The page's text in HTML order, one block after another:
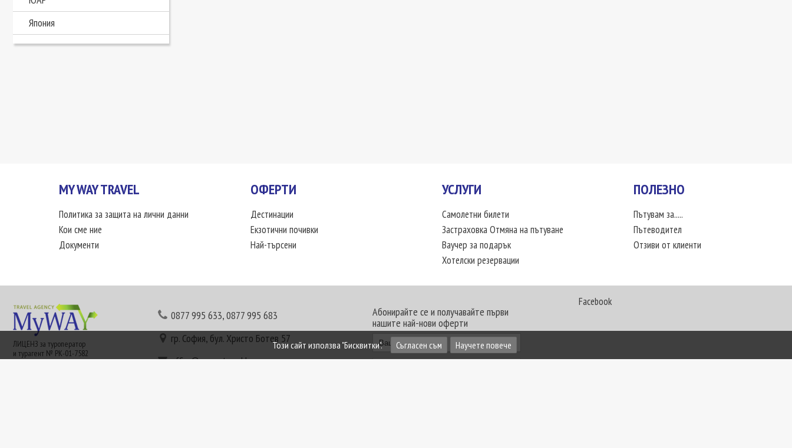
Япония
MY WAY TRAVEL
Политика за защита на лични данни
Кои сме ние
Документи
ОФЕРТИ
Дестинации
Екзотични почивки
Най-търсени
УСЛУГИ
Самолетни билети
Застраховка Отмяна на пътуване
Ваучер за подарък
Хотелски резервации
ПОЛЕЗНО
Пътувам за.....
Пътеводител
Отзиви от клиенти
ЛИЦЕНЗ за туроператор
и турагент № РК-01-7582
0877 995 633,0877 995 683
гр. София, бул. Христо Ботев 57
office@mywaytravel.bg
Абонирайте се и получавайте първи
нашите най-нови оферти
Facebook
Този сайт използва "Бисквитки". Съгласен съм Научете повече